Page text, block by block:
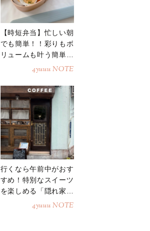
【時短弁当】忙しい朝
でも簡単！！彩りもボ
リュームも叶う簡単そ
4yuuu NOTE
行くなら午前中がおす
すめ！特別なスイーツ
を楽しめる「隠れ家カ
4yuuu NOTE